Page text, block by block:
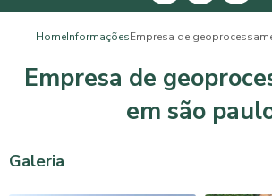
HomeInformaçõesEmpresa de
Empresa de
em são
Galeria